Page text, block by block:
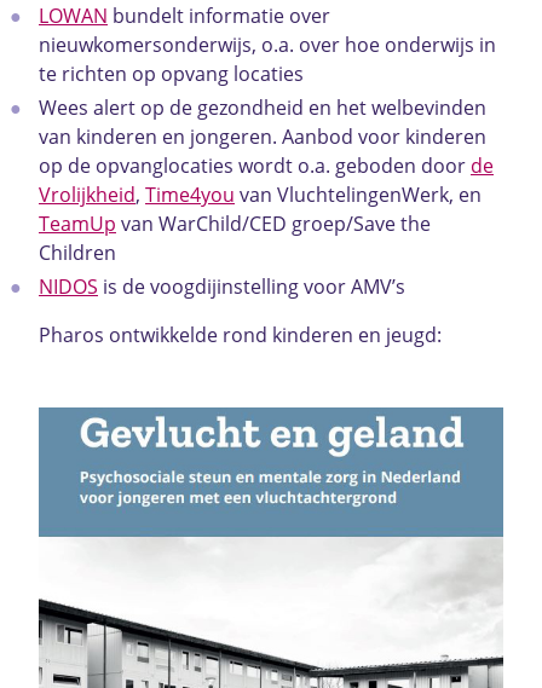
LOWAN bundelt informatie over
nieuwkomersonderwijs, o.a. over hoe onderwijs in
te richten op opvang locaties
Wees alert op de gezondheid en het welbevinden
van kinderen en jongeren. Aanbod voor kinderen
op de opvanglocaties wordt o.a. geboden door de
Vrolijkheid, Time4you van VluchtelingenWerk, en
TeamUp van WarChild/CED groep/Save the
Children
NIDOS is de voogdijinstelling voor AMV’s
Pharos ontwikkelde rond kinderen en jeugd: